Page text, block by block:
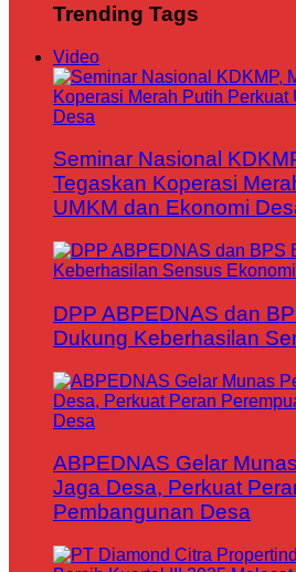
Trending Tags
Video
Seminar Nasional
Tegaskan Koperasi
UMKM dan Ekonomi
DPP ABPEDNAS dan
Dukung Keberhasilan
ABPEDNAS Gelar
Jaga Desa, Perkuat
Pembangunan Desa